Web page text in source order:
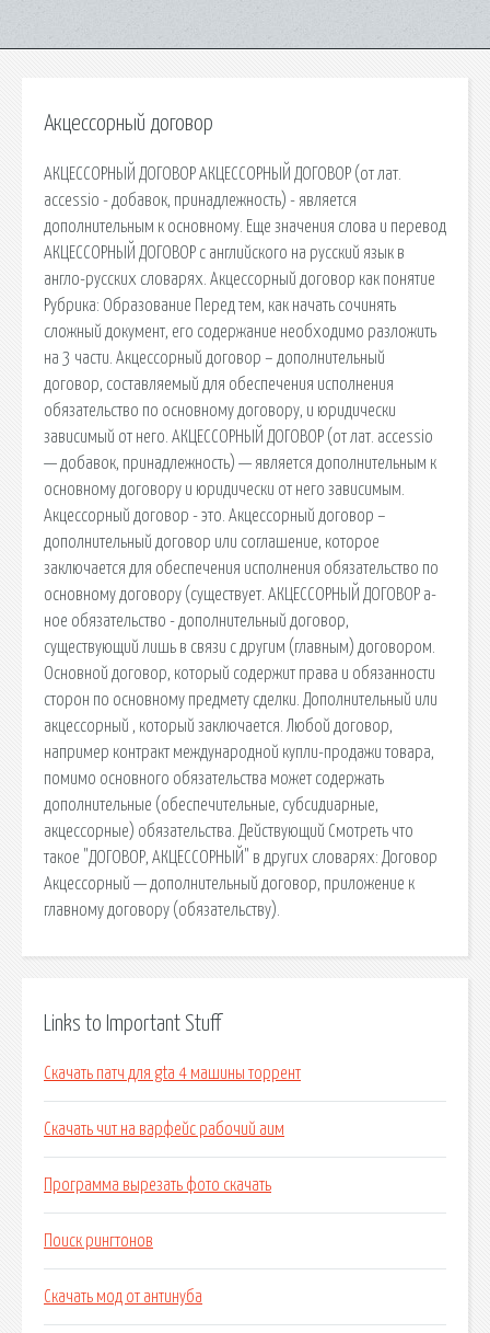
Акцессорный договор
АКЦЕССОРНЫЙ ДОГОВОР АКЦЕССОРНЫЙ ДОГОВОР (от лат.
accessio - добавок, принадлежность) - является
дополнительным к основному. Еще значения слова и перевод
АКЦЕССОРНЫЙ ДОГОВОР с английского на русский язык в
англо-русских словарях. Акцессорный договор как понятие
Рубрика: Образование Перед тем, как начать сочинять
сложный документ, его содержание необходимо разложить
на 3 части. Акцессорный договор – дополнительный
договор, составляемый для обеспечения исполнения
обязательство по основному договору, и юридически
зависимый от него. АКЦЕССОРНЫЙ ДОГОВОР (от лат. accessio
— добавок, принадлежность) — является дополнительным к
основному договору и юридически от него зависимым.
Акцессорный договор - это. Акцессорный договор –
дополнительный договор или соглашение, которое
заключается для обеспечения исполнения обязательство по
основному договору (существует. АКЦЕССОРНЫЙ ДОГОВОР а-
ное обязательство - дополнительный договор,
существующий лишь в связи с другим (главным) договором.
Основной договор, который содержит права и обязанности
сторон по основному предмету сделки. Дополнительный или
акцессорный , который заключается. Любой договор,
например контракт международной купли-продажи товара,
помимо основного обязательства может содержать
дополнительные (обеспечительные, субсидиарные,
акцессорные) обязательства. Действующий Смотреть что
такое "ДОГОВОР, АКЦЕССОРНЫЙ" в других словарях: Договор
Акцессорный — дополнительный договор, приложение к
главному договору (обязательству).
Links to Important Stuff
Скачать патч для gta 4 машины торрент
Скачать чит на варфейс рабочий аим
Программа вырезать фото скачать
Поиск рингтонов
Скачать мод от антинуба